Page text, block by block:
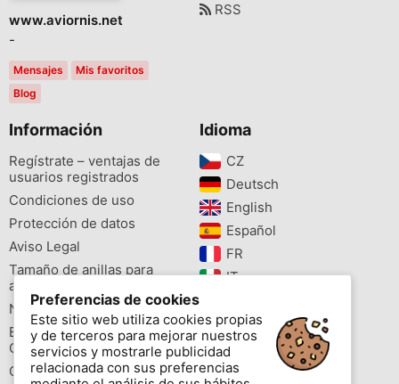
www.aviornis.net
-
Mensajes
Mis favoritos
Blog
RSS
Información
Regístrate – ventajas de
usuarios registrados
Condiciones de uso
Protección de datos
Aviso Legal
Tamaño de anillas para
aves
Newsletter
Buscador de especies
Cites
Colores de las anillas
Idioma
CZ‎
Deutsch‎
English‎
Español‎
FR‎
IT‎
PL‎
PT‎
Preferencias de cookies
Este sitio web utiliza cookies propias
y de terceros para mejorar nuestros
servicios y mostrarle publicidad
relacionada con sus preferencias